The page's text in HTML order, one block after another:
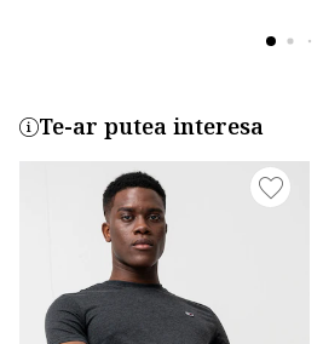
Te-ar putea interesa